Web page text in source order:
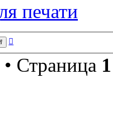
печати
Поиск
Страница 1